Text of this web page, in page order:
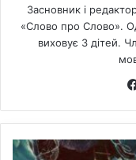
Засновник і
«Слово про Слово».
виховує 3 дітей.
Ч